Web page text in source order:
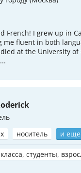
French! I grew up in
me fluent in both
at the University of
носитель и
студенты,